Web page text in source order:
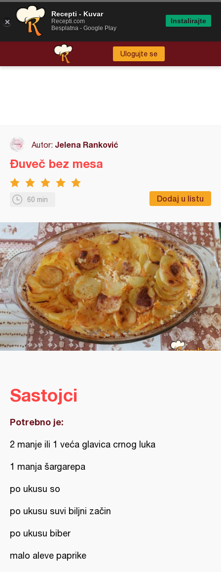
Ulogujte se
Autor: Jelena Ranković
60 min Dodaj u listu
Đuveč bez mesa
Sastojci
Potrebno je:
2 manje ili 1 veća glavica crnog luka
1 manja šargarepa
po ukusu so
po ukusu suvi biljni začin
po ukusu biber
malo aleve paprike
Recepti - Kuvar
Recepti.com
Besplatna - Google Play
Instalirajte